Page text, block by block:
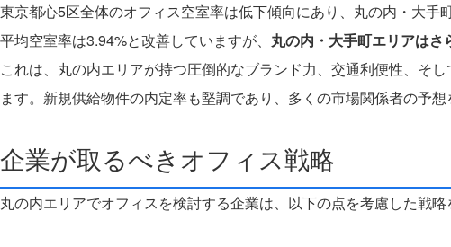
東京都心5区全体のオフィス空室率は低下傾向にあり、丸の内・大
平均空室率は3.94%と改善していますが、 丸の内・大手町エリアはさ
これは、丸の内エリアが持つ圧倒的なブランド力、交通利便性、そ
ます。新規供給物件の内定率も堅調であり、多くの市場関係者の予
企業が取るべきオフィス戦略
丸の内エリアでオフィスを検討する企業は、以下の点を考慮した戦略